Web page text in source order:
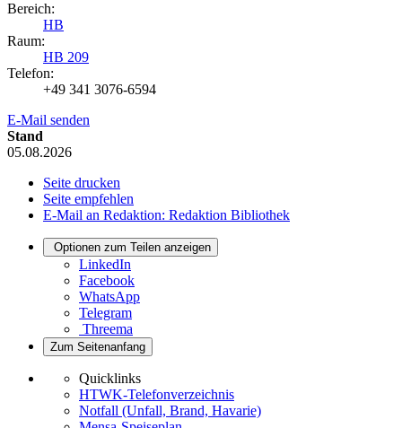
Bereich:
HB
Raum:
HB 209
Telefon:
+49 341 3076-6594
E-Mail senden
Stand
05.08.2026
Seite drucken
Seite empfehlen
E-Mail an Redaktion: Redaktion Bibliothek
Optionen zum Teilen anzeigen
LinkedIn
Facebook
WhatsApp
Telegram
Threema
Zum Seitenanfang
Quicklinks
HTWK-Telefonverzeichnis
Notfall (Unfall, Brand, Havarie)